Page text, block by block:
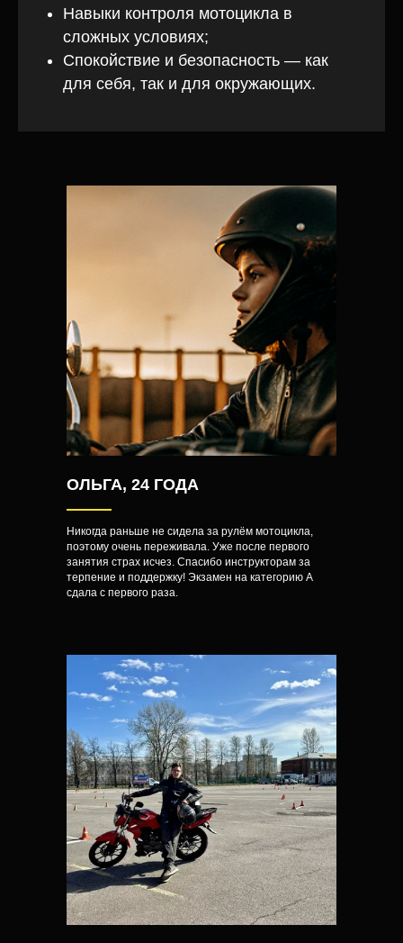
Навыки контроля мотоцикла в
сложных условиях;
Спокойствие и безопасность — как
для себя, так и для окружающих.
ОЛЬГА, 24 ГОДА
Никогда раньше не сидела за рулём мотоцикла,
поэтому очень переживала. Уже после первого
занятия страх исчез. Спасибо инструкторам за
терпение и поддержку! Экзамен на категорию А
сдала с первого раза.